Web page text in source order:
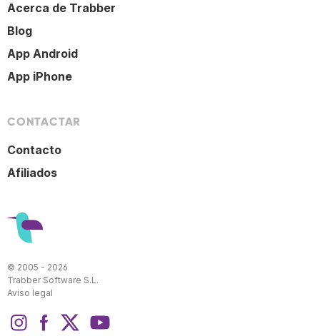
Acerca de Trabber
Blog
App Android
App iPhone
CONTACTAR
Contacto
Afiliados
© 2005 - 2026
Trabber Software S.L.
Aviso legal